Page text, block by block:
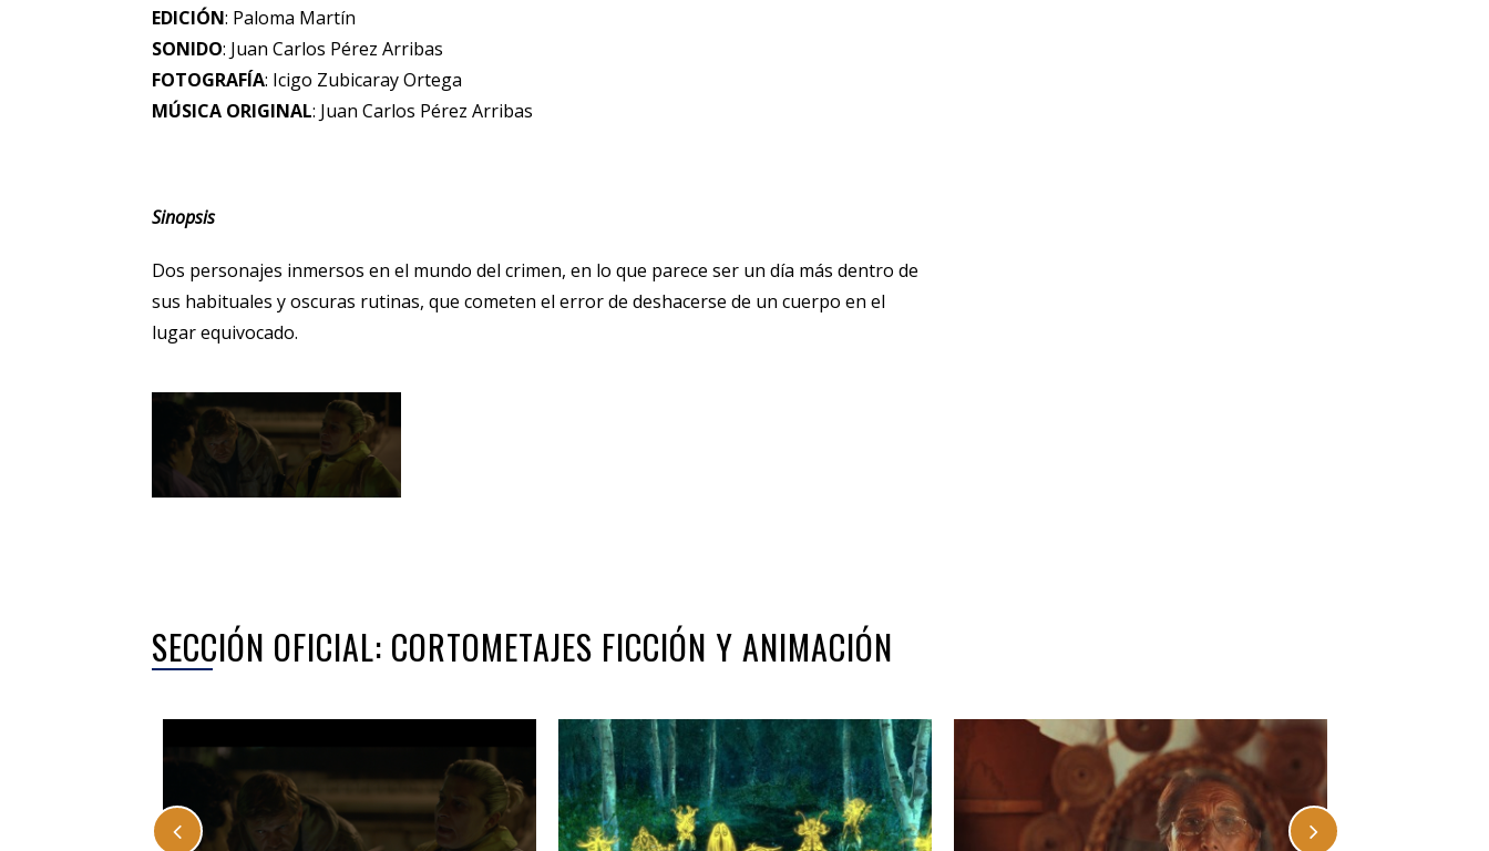
EDICIÓN: Paloma Martín
SONIDO: Juan Carlos Pérez Arribas
FOTOGRAFÍA: Icigo Zubicaray Ortega
MÚSICA ORIGINAL: Juan Carlos Pérez Arribas
Sinopsis
Dos personajes inmersos en el mundo del crimen, en lo que parece ser un día más dentro de
sus habituales y oscuras rutinas, que cometen el error de deshacerse de un cuerpo en el
lugar equivocado.
SECCIÓN OFICIAL: CORTOMETAJES FICCIÓN Y ANIMACIÓN